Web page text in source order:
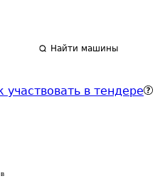
Найти машины
участвовать в тендере